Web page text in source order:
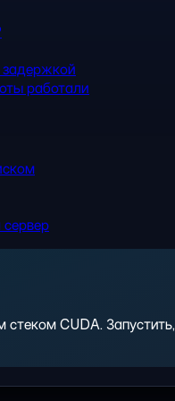
задержкой
работали
CUDA.